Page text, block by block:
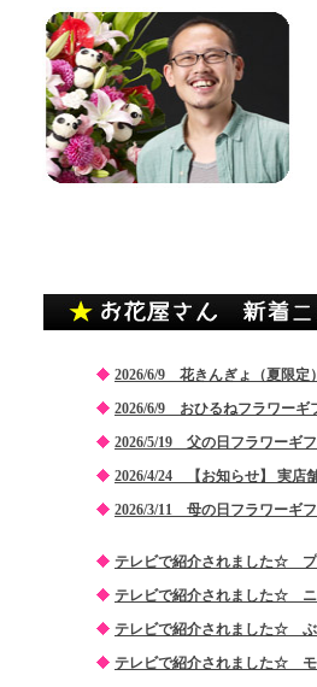
2026/6/9 花きんぎょ（夏限
2026/6/9 おひるねフラワー
2026/5/19 父の日フラワーギ
2026/4/24 【お知らせ】 実店
2026/3/11 母の日フラワーギ
テレビで紹介されました☆
テレビで紹介されました☆ ニ
テレビで紹介されました☆ ぶ
テレビで紹介されました☆ モ